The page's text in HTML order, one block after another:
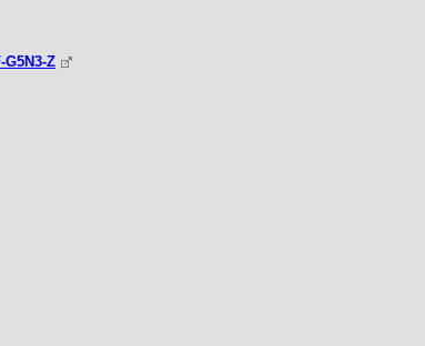
Z